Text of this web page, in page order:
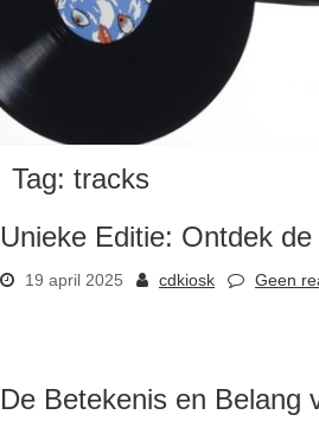
Tag: tracks
Unieke Editie: Ontdek
19 april 2025 cdkiosk Geen
De Betekenis en Belang